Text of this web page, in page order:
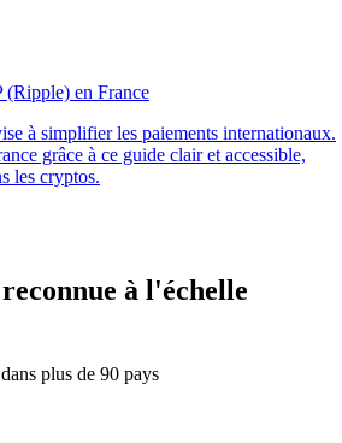
(Ripple) en France
à simplifier les paiements internationaux.
grâce à ce guide clair et accessible,
les cryptos.
à l'échelle
plus de 90 pays